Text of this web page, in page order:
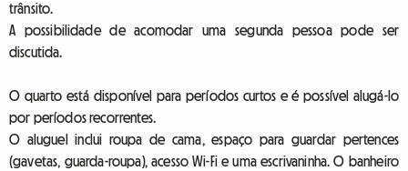
trânsito.
A possibilidade de acomodar uma segunda pessoa pode ser
discutida.
O quarto está disponível para períodos curtos e é possível alugá-lo
por períodos recorrentes.
O aluguel inclui roupa de cama, espaço para guardar pertences
(gavetas, guarda-roupa), acesso Wi-Fi e uma escrivaninha. O banheiro